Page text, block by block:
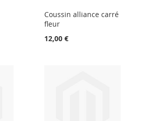
Coussin alliance carré
fleur
12,00 €